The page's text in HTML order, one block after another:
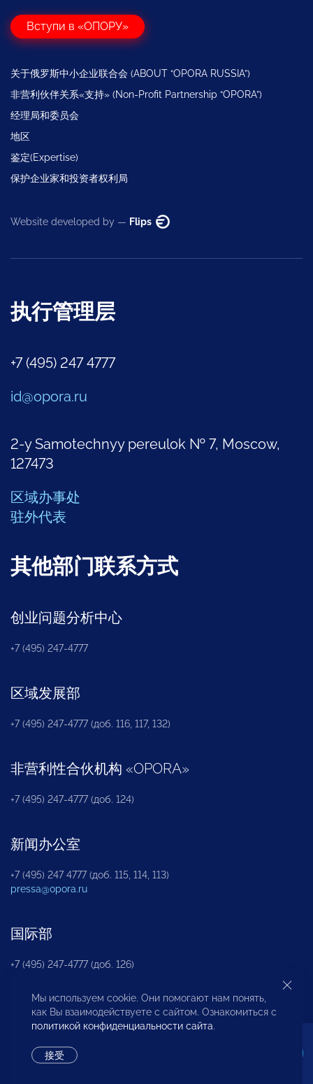
Вступи в «ОПОРУ»
关于俄罗斯中小企业联合会 (ABOUT “OPORA RUSSIA”)
非营利伙伴关系«支持» (Non-Profit Partnership “OPORA”)
经理局和委员会
地区
鉴定(Expertise)
保护企业家和投资者权利局
Website developed by — Flips
执行管理层
+7 (495) 247 4777
id@opora.ru
2-y Samotechnyy pereulok № 7, Moscow,
127473
区域办事处
驻外代表
其他部门联系方式
创业问题分析中心
+7 (495) 247-4777
区域发展部
+7 (495) 247-4777 (доб. 116, 117, 132)
非营利性合伙机构 «OPORA»
+7 (495) 247-4777 (доб. 124)
新闻办公室
+7 (495) 247 4777 (доб. 115, 114, 113)
pressa@opora.ru
国际部
+7 (495) 247-4777 (доб. 126)
商投权益保护部
Мы используем cookie. Они помогают нам понять,
как Вы взаимодействуете с сайтом. Ознакомиться с
политикой конфиденциальности сайта.
接受